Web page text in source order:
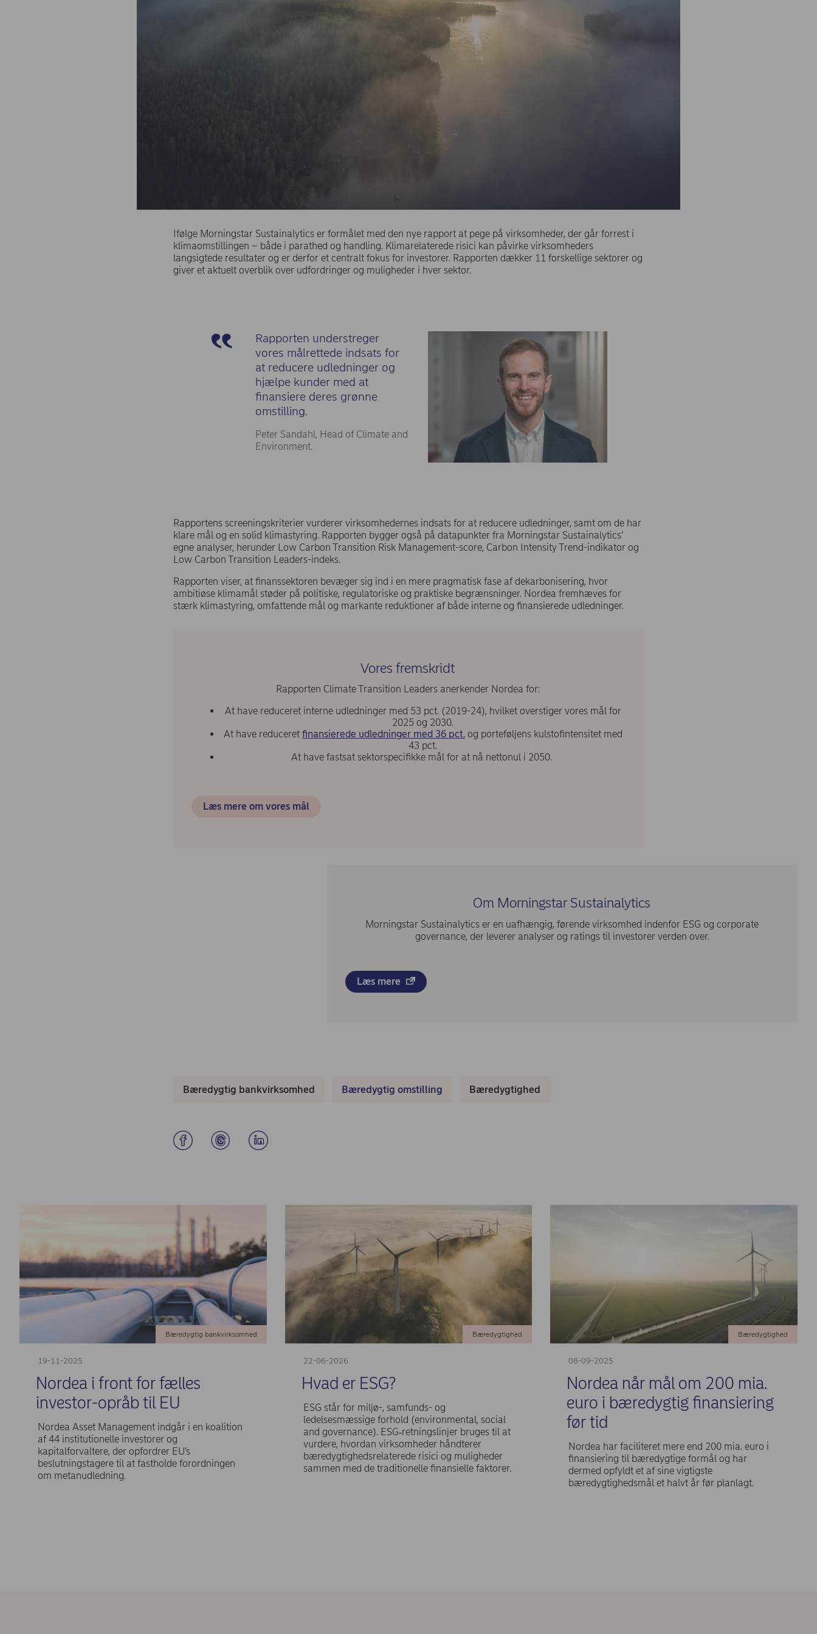
Ifølge Morningstar Sustainalytics er formålet med den nye rapport at pege på virksomheder, der går forrest i
klimaomstillingen – både i parathed og handling. Klimarelaterede risici kan påvirke virksomheders
langsigtede resultater og er derfor et centralt fokus for investorer. Rapporten dækker 11 forskellige sektorer og
giver et aktuelt overblik over udfordringer og muligheder i hver sektor.
Rapporten understreger
vores målrettede indsats for
at reducere udledninger og
hjælpe kunder med at
finansiere deres grønne
omstilling.
Peter Sandahl, Head of Climate and
Environment.
Rapportens screeningskriterier vurderer virksomhedernes indsats for at reducere udledninger, samt om de har
klare mål og en solid klimastyring. Rapporten bygger også på datapunkter fra Morningstar Sustainalytics’
egne analyser, herunder Low Carbon Transition Risk Management-score, Carbon Intensity Trend-indikator og
Low Carbon Transition Leaders-indeks.
Rapporten viser, at finanssektoren bevæger sig ind i en mere pragmatisk fase af dekarbonisering, hvor
ambitiøse klimamål støder på politiske, regulatoriske og praktiske begrænsninger. Nordea fremhæves for
stærk klimastyring, omfattende mål og markante reduktioner af både interne og finansierede udledninger.
Vores fremskridt
Rapporten Climate Transition Leaders anerkender Nordea for:
At have reduceret interne udledninger med 53 pct. (2019-24), hvilket overstiger vores mål for
2025 og 2030.
At have reduceret finansierede udledninger med 36 pct.og porteføljens kulstofintensitet med
43 pct.
At have fastsat sektorspecifikke mål for at nå nettonul i 2050.
Læs mere om vores mål
Om Morningstar Sustainalytics
Morningstar Sustainalytics er en uafhængig, førende virksomhed indenfor ESG og corporate
governance, der leverer analyser og ratings til investorer verden over.
Læs mere
Bæredygtig bankvirksomhed Bæredygtig omstilling Bæredygtighed
19-11-2025
Bæredygtig bankvirksomhed
Nordea i front for fælles
investor-opråb til EU
Nordea Asset Management indgår i en koalition
af 44 institutionelle investorer og
kapitalforvaltere, der opfordrer EU’s
beslutningstagere til at fastholde forordningen
om metanudledning.
22-06-2026
Bæredygtighed
Hvad er ESG?
ESG står for miljø-, samfunds- og
ledelsesmæssige forhold (environmental, social
and governance). ESG‑retningslinjer bruges til at
vurdere, hvordan virksomheder håndterer
bæredygtighedsrelaterede risici og muligheder
sammen med de traditionelle finansielle faktorer.
08-09-2025
Bæredygtighed
Nordea når mål om 200 mia.
euro i bæredygtig finansiering
før tid
Nordea har faciliteret mere end 200 mia. euro i
finansiering til bæredygtige formål og har
dermed opfyldt et af sine vigtigste
bæredygtighedsmål et halvt år før planlagt.